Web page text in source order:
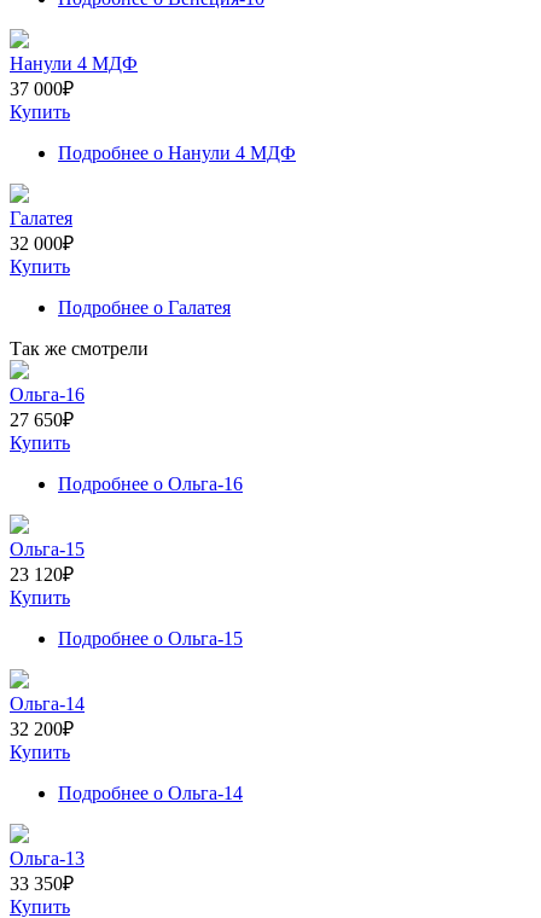
Нанули 4 МДФ
37 000₽
Купить
Подробнее о Нанули 4 МДФ
Галатея
32 000₽
Купить
Подробнее о Галатея
Так же смотрели
Ольга-16
27 650₽
Купить
Подробнее о Ольга-16
Ольга-15
23 120₽
Купить
Подробнее о Ольга-15
Ольга-14
32 200₽
Купить
Подробнее о Ольга-14
Ольга-13
33 350₽
Купить